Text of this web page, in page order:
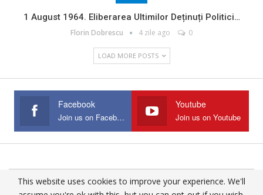
1 August 1964. Eliberarea Ultimilor Deținuți Politici…
Florin Dobrescu 4 zile ago 0
LOAD MORE POSTS
Facebook
Join us on Facebook
Youtube
Join us on Youtube
© 2025 - All Rights Reserved.
This website uses cookies to improve your experience. We'll